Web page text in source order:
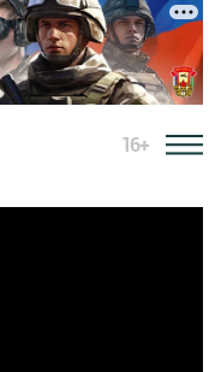
16+